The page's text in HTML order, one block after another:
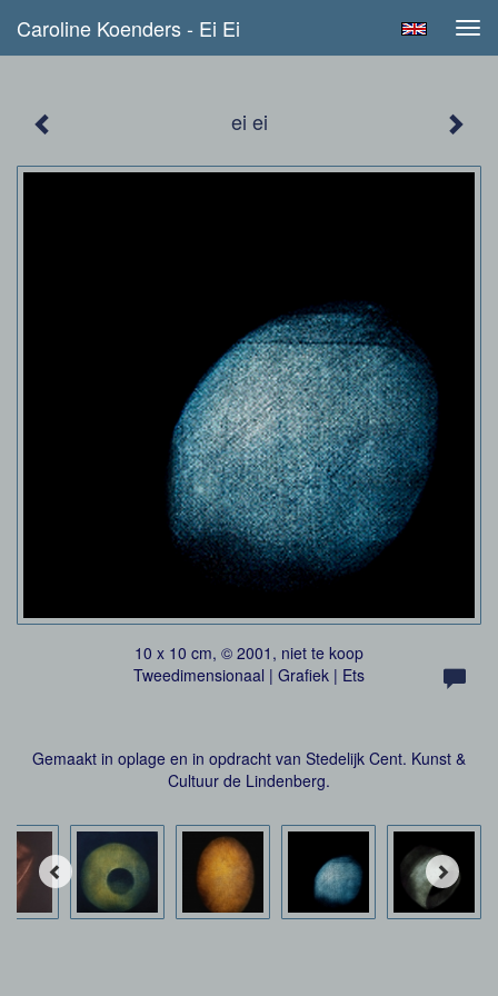
Caroline Koenders - Ei Ei
ei ei
10 x 10 cm, © 2001, niet te koop
Tweedimensionaal | Grafiek | Ets
Gemaakt in oplage en in opdracht van Stedelijk Cent. Kunst &
Cultuur de Lindenberg.